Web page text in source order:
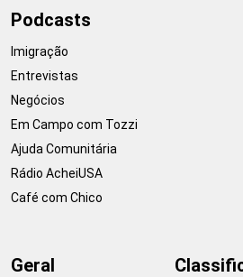
Podcasts
Imigração
Entrevistas
Negócios
Em Campo com Tozzi
Ajuda Comunitária
Rádio AcheiUSA
Café com Chico
Geral